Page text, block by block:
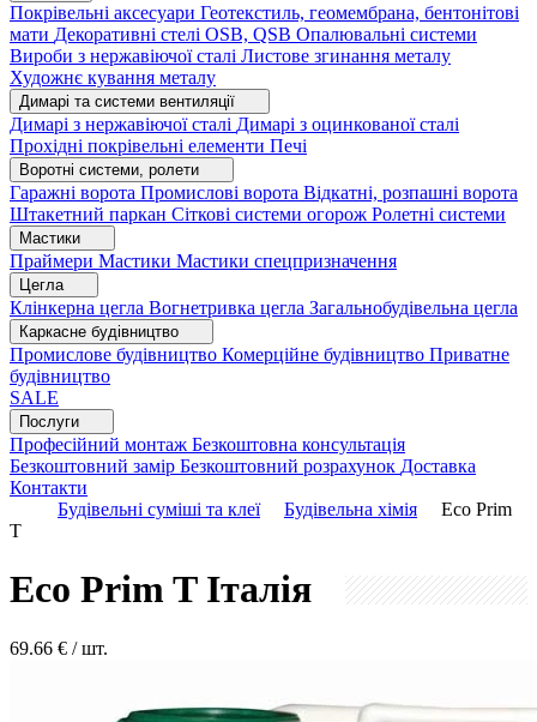
Покрівельні аксесуари Геотекстиль, геомембрана, бентонітові
мати Декоративні стелі OSB, QSB Опалювальні системи
Вироби з нержавіючої сталі Листове згинання металу
Художнє кування металу
Димарі та системи вентиляції
Димарі з нержавіючої сталі Димарі з оцинкованої сталі
Прохідні покрівельні елементи Печі
Воротні системи, ролети
Гаражні ворота Промислові ворота Відкатні, розпашні ворота
Штакетний паркан Сіткові системи огорож Ролетні системи
Мастики
Праймери Мастики Мастики спецпризначення
Цегла
Клінкерна цегла Вогнетривка цегла Загальнобудівельна цегла
Каркасне будівництво
Промислове будівництво Комерційне будівництво Приватне
будівництво
SALE
Послуги
Професійний монтаж Безкоштовна консультація
Безкоштовний замір Безкоштовний розрахунок Доставка
Контакти
Будівельні суміші та клеї
Будівельна хімія
Eco Prim
T
Eco Prim T Італія
69.66 € / шт.